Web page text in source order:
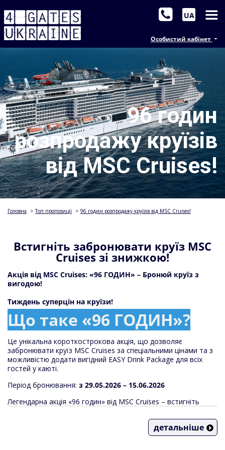
Особистий кабінет
UA
96 годин
розпродажу круїзів
від MSC Cruises!
Головна > Топ пропозиції > 96 годин розпродажу круїзів від MSC Cruises!
Встигніть забронювати круїз MSC
Cruises зі знижкою!
Акція від MSC Cruises: «96 ГОДИН» – Бронюй круїз з
вигодою!
Тиждень суперцін на круїзи!
Що таке «96 ГОДИН»?
Це унікальна короткострокова акція, що дозволяє
забронювати круїз MSC Cruises за спеціальними цінами та з
можливістю додати вигідний EASY Drink Package для всіх
гостей у каюті.
Період бронювання: з 29.05.2026 – 15.06.2026
Легендарна акція «96 годин» від MSC Cruises – встигніть
числі з включеними пакетами напоїв: безалкогольним або
детальніше